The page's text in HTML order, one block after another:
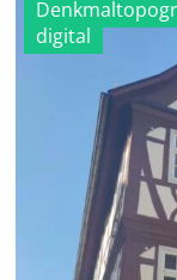
digital